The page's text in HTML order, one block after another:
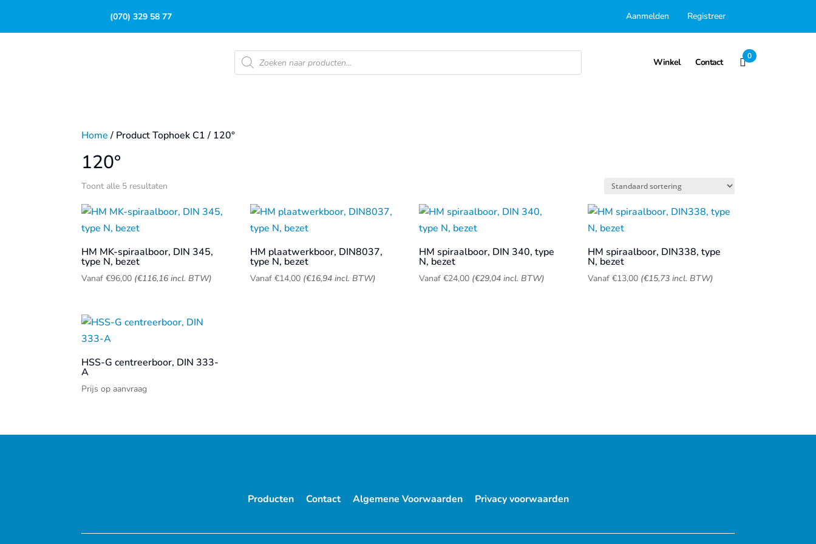
(070) 329 58 77 Aanmelden Registreer
Producten
zoeken Winkel Contact
0
Home/ Product Tophoek C1 / 120°
120°
Toont alle 5 resultaten
HM MK-spiraalboor, DIN 345,
type N, bezet
Vanaf €96,00 (€116,16incl. BTW)
HM plaatwerkboor, DIN8037,
type N, bezet
Vanaf €14,00 (€16,94 incl. BTW)
HM spiraalboor, DIN 340, type
N, bezet
Vanaf €24,00 (€29,04 incl. BTW)
HM spiraalboor, DIN338, type
N, bezet
Vanaf €13,00 (€15,73 incl. BTW)
HSS-G centreerboor, DIN 333-
A
Prijs op aanvraag
Producten Contact Algemene Voorwaarden Privacy voorwaarden